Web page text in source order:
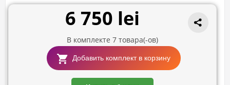
6 750 lei
В комплекте7 товара(-ов)
Добавить комплект в корзину